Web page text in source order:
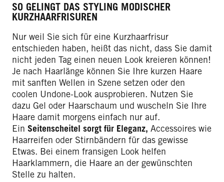
SO GELINGT DAS STYLING MODISCHER
KURZHAARFRISUREN
Nur weil Sie sich für eine Kurzhaarfrisur
entschieden haben, heißt das nicht, dass Sie damit
nicht jeden Tag einen neuen Look kreieren können!
Je nach Haarlänge können Sie Ihre kurzen Haare
mit sanften Wellen in Szene setzen oder den
coolen Undone-Look ausprobieren. Nutzen Sie
dazu Gel oder Haarschaum und wuscheln Sie Ihre
Haare damit morgens einfach nur auf.
Ein Seitenscheitel sorgt für Eleganz, Accessoires wie
Haarreifen oder Stirnbändern für das gewisse
Etwas. Bei einem fransigen Look helfen
Haarklammern, die Haare an der gewünschten
Stelle zu halten.